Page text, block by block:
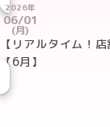
2026年
06/01
(月)
【リアルタイム！
【6月】